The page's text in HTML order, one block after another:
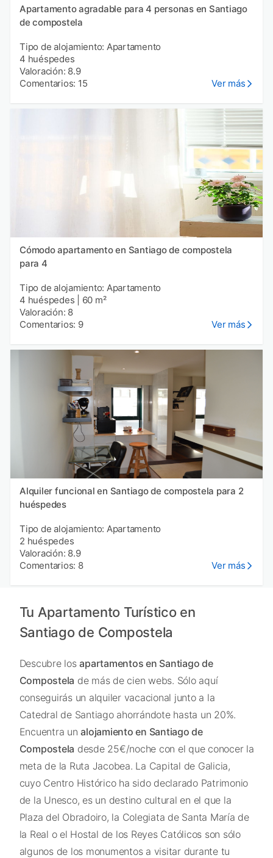
Apartamento agradable para 4 personas en Santiago
de compostela
Tipo de alojamiento: Apartamento
4 huéspedes
Valoración: 8.9
Comentarios: 15
Ver más
Cómodo apartamento en Santiago de compostela
para 4
Tipo de alojamiento: Apartamento
4 huéspedes
60 m²
Valoración: 8
Comentarios: 9
Ver más
Alquiler funcional en Santiago de compostela para 2
huéspedes
Tipo de alojamiento: Apartamento
2 huéspedes
Valoración: 8.9
Comentarios: 8
Ver más
Tu Apartamento Turístico en
Santiago de Compostela
Descubre losapartamentos en Santiago de
Compostela de más de cien webs. Sólo aquí
conseguirás un alquiler vacacional junto a la
Catedral de Santiago ahorrándote hasta un 20%.
Encuentra unalojamiento en Santiago de
Compostela desde 25€/noche con el que conocer la
meta de la Ruta Jacobea. La Capital de Galicia,
cuyo Centro Histórico ha sido declarado Patrimonio
de la Unesco, es un destino cultural en el que la
Plaza del Obradoiro, la Colegiata de Santa María de
la Real o el Hostal de los Reyes Católicos son sólo
algunos de los monumentos a visitar durante tu